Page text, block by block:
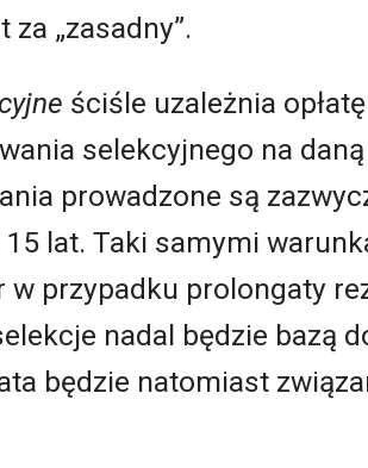
„zasadny”.
ściśle uzależnia
selekcyjnego na
prowadzone są
lat. Taki samymi
przypadku prolongaty
nadal będzie bazą
będzie natomiast